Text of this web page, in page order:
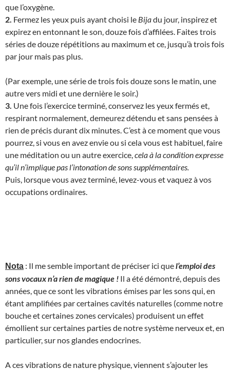
que l’oxygène.
2. Fermez les yeux puis ayant choisi le Bijadu jour, inspirez et
expirez en entonnant le son, douze fois d’affilées. Faites trois
séries de douze répétitions au maximum et ce, jusqu’à trois fois
par jour mais pas plus.
(Par exemple, une série de trois fois douze sons le matin, une
autre vers midi et une dernière le soir.)
3. Une fois l’exercice terminé, conservez les yeux fermés et,
respirant normalement, demeurez détendu et sans pensées à
rien de précis durant dix minutes. C’est à ce moment que vous
pourrez, si vous en avez envie ou si cela vous est habituel, faire
une méditation ou un autre exercice, cela à la condition expresse
qu’il n’implique pas l’intonation de sons supplémentaires.
Puis, lorsque vous avez terminé, levez-vous et vaquez à vos
occupations ordinaires.
Nota : Il me semble important de préciser ici quel’emploi des
sons vocaux n’a rien de magique ! Il a été démontré, depuis des
années, que ce sont les vibrations émises par les sons qui, en
étant amplifiées par certaines cavités naturelles (comme notre
bouche et certaines zones cervicales) produisent un effet
émollient sur certaines parties de notre système nerveux et, en
particulier, sur nos glandes endocrines.
A ces vibrations de nature physique, viennent s’ajouter les